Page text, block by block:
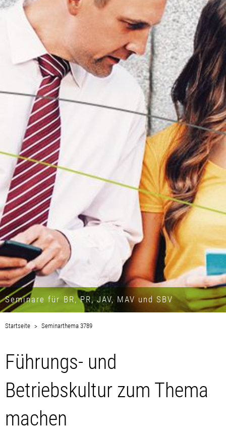
Seminare für BR, PR, JAV, MAV und SBV
Startseite Seminarthema 3789
Führungs- und
Betriebskultur zum Thema
machen